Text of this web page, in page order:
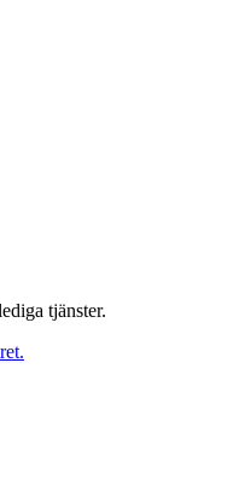
tjänster.